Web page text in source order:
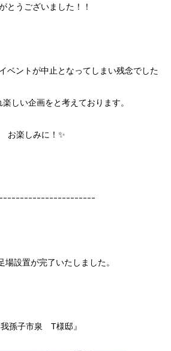
とうございました！！
ベントが中止となってしまい残念でした
しい企画をと考えております。
お楽しみに！✨
ｰｰｰｰｰｰｰｰｰｰｰｰｰｰｰｰｰｰｰｰｰｰ
場設置が完了いたしました。
我孫子市泉 T様邸』